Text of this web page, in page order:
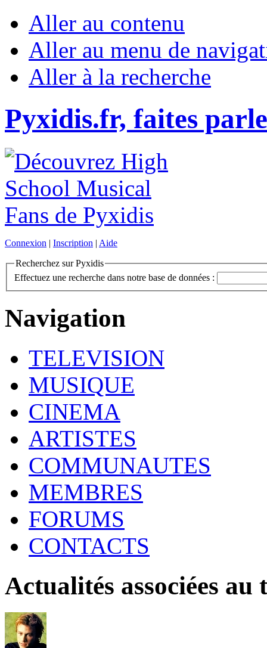
Aller au contenu
Aller au menu de
Aller à la recherche
Pyxidis.fr, faites
Connexion | Inscription | Aide
Recherchez sur Pyxidis
Effectuez une recherche dans notre base de données :
Navigation
TELEVISION
MUSIQUE
CINEMA
ARTISTES
COMMUNAUTES
MEMBRES
FORUMS
CONTACTS
Actualités associées au